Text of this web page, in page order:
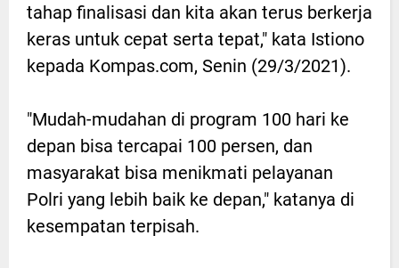
tahap finalisasi dan kita akan terus berkerja
keras untuk cepat serta tepat," kata Istiono
kepada Kompas.com, Senin (29/3/2021).
"Mudah-mudahan di program 100 hari ke
depan bisa tercapai 100 persen, dan
masyarakat bisa menikmati pelayanan
Polri yang lebih baik ke depan," katanya di
kesempatan terpisah.